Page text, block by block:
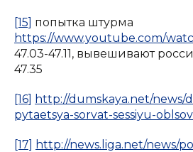
[15] попытка штурма
https://www.youtube.com/
47.03-47.11, вывешивают
47.35
[16] http://dumskaya.net/news/
pytaetsya-sorvat-sessiyu-
[17] http://news.liga.net/news/